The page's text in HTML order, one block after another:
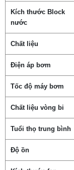
Kích thước Block
nước
Chất liệu
Điện áp bơm
Tốc độ máy bơm
Chất liệu vòng bi
Tuổi thọ trung bình
Độ ồn